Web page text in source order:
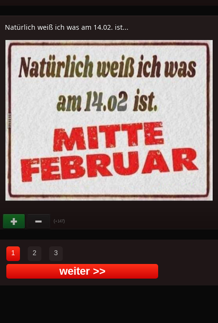
Natürlich weiß ich was am 14.02. ist...
(+147)
1 2 3
weiter >>